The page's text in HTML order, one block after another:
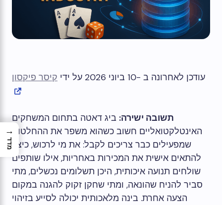
עודכן לאחרונה ב -10 ביוני 2026 על ידי קיסר פיקסון
תשובה ישירה: ביג דאטה בתחום המשחקים
האינטלקטואליים חשוב כשהוא משפר את ההחלטות
שמפעילים כבר צריכים לקבל: את מי לרכוש, כיצד
להתאים אישית את המכירות באחריות, אילו שותפים
שולחים תנועה איכותית, היכן תשלומים נכשלים, מתי
סביר להניח שהונאה, ומתי שחקן זקוק להגנה במקום
הצעה אחרת. בינה מלאכותית יכולה לסייע בזיהוי
→
מדד